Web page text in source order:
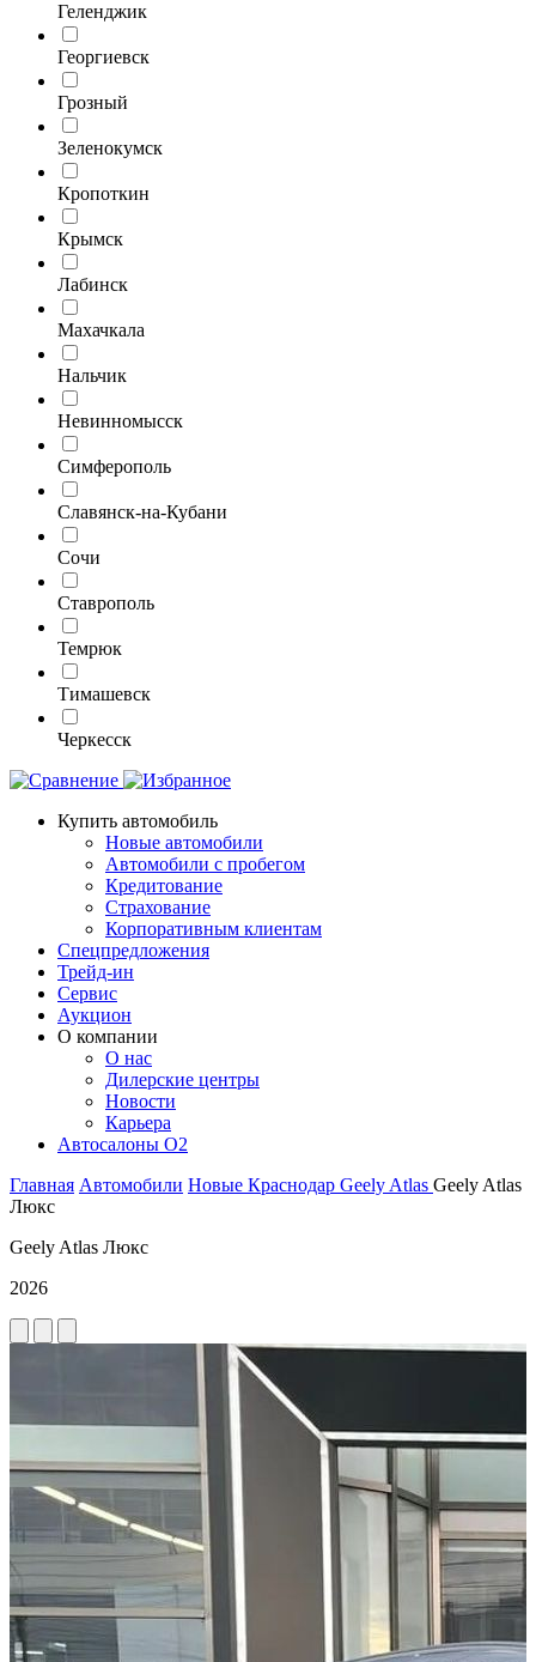
Геленджик
Георгиевск
Грозный
Зеленокумск
Кропоткин
Крымск
Лабинск
Махачкала
Нальчик
Невинномысск
Симферополь
Славянск-на-Кубани
Сочи
Ставрополь
Темрюк
Тимашевск
Черкесск
Купить автомобиль
Новые автомобили
Автомобили с пробегом
Кредитование
Страхование
Корпоративным клиентам
Спецпредложения
Трейд-ин
Сервис
Аукцион
О компании
О нас
Дилерские центры
Новости
Карьера
Автосалоны O2
Главная Автомобили Новые Краснодар Geely Atlas Geely Atlas
Люкс
Geely Atlas Люкс
2026